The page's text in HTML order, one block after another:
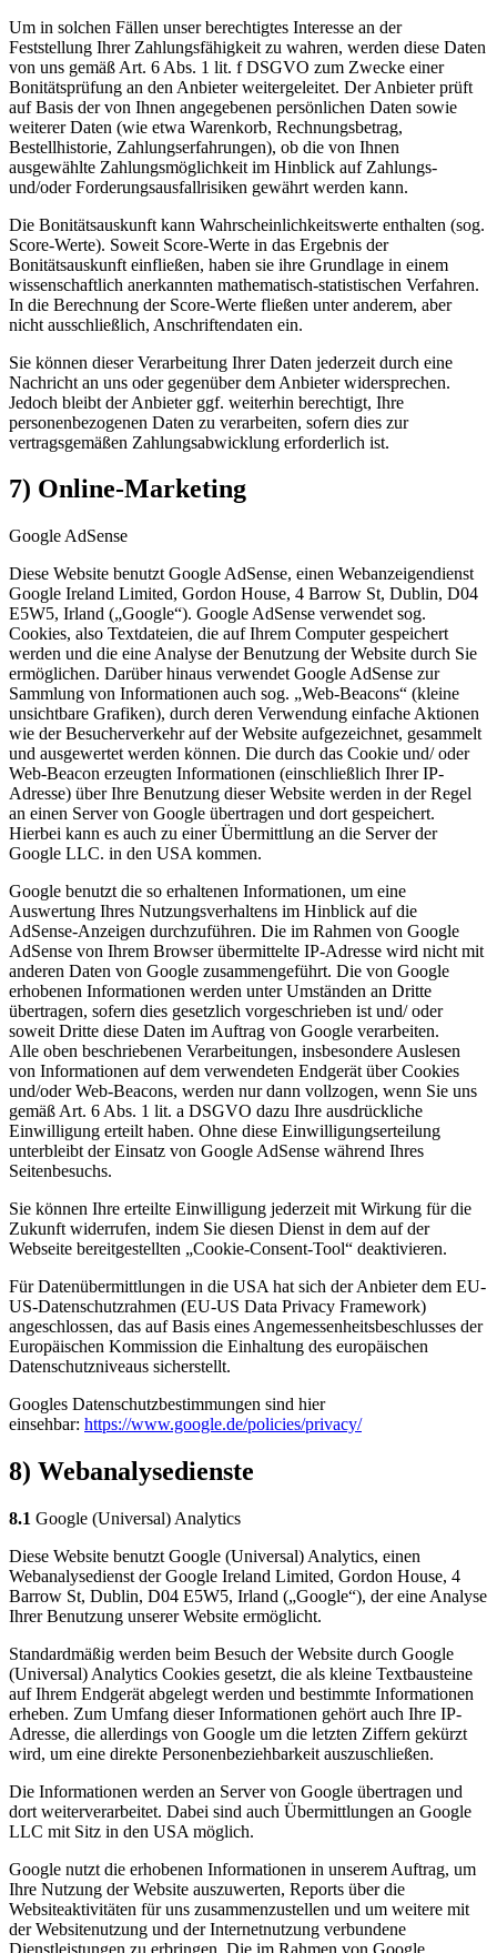
Um in solchen Fällen unser berechtigtes Interesse an der
Feststellung Ihrer Zahlungsfähigkeit zu wahren, werden diese Daten
von uns gemäß Art. 6 Abs. 1 lit. f DSGVO zum Zwecke einer
Bonitätsprüfung an den Anbieter weitergeleitet. Der Anbieter prüft
auf Basis der von Ihnen angegebenen persönlichen Daten sowie
weiterer Daten (wie etwa Warenkorb, Rechnungsbetrag,
Bestellhistorie, Zahlungserfahrungen), ob die von Ihnen
ausgewählte Zahlungsmöglichkeit im Hinblick auf Zahlungs-
und/oder Forderungsausfallrisiken gewährt werden kann.
Die Bonitätsauskunft kann Wahrscheinlichkeitswerte enthalten (sog.
Score-Werte). Soweit Score-Werte in das Ergebnis der
Bonitätsauskunft einfließen, haben sie ihre Grundlage in einem
wissenschaftlich anerkannten mathematisch-statistischen Verfahren.
In die Berechnung der Score-Werte fließen unter anderem, aber
nicht ausschließlich, Anschriftendaten ein.
Sie können dieser Verarbeitung Ihrer Daten jederzeit durch eine
Nachricht an uns oder gegenüber dem Anbieter widersprechen.
Jedoch bleibt der Anbieter ggf. weiterhin berechtigt, Ihre
personenbezogenen Daten zu verarbeiten, sofern dies zur
vertragsgemäßen Zahlungsabwicklung erforderlich ist.
7) Online-Marketing
Google AdSense
Diese Website benutzt Google AdSense, einen Webanzeigendienst
Google Ireland Limited, Gordon House, 4 Barrow St, Dublin, D04
E5W5, Irland („Google“). Google AdSense verwendet sog.
Cookies, also Textdateien, die auf Ihrem Computer gespeichert
werden und die eine Analyse der Benutzung der Website durch Sie
ermöglichen. Darüber hinaus verwendet Google AdSense zur
Sammlung von Informationen auch sog. „Web-Beacons“ (kleine
unsichtbare Grafiken), durch deren Verwendung einfache Aktionen
wie der Besucherverkehr auf der Website aufgezeichnet, gesammelt
und ausgewertet werden können. Die durch das Cookie und/ oder
Web-Beacon erzeugten Informationen (einschließlich Ihrer IP-
Adresse) über Ihre Benutzung dieser Website werden in der Regel
an einen Server von Google übertragen und dort gespeichert.
Hierbei kann es auch zu einer Übermittlung an die Server der
Google LLC. in den USA kommen.
Google benutzt die so erhaltenen Informationen, um eine
Auswertung Ihres Nutzungsverhaltens im Hinblick auf die
AdSense-Anzeigen durchzuführen. Die im Rahmen von Google
AdSense von Ihrem Browser übermittelte IP-Adresse wird nicht mit
anderen Daten von Google zusammengeführt. Die von Google
erhobenen Informationen werden unter Umständen an Dritte
übertragen, sofern dies gesetzlich vorgeschrieben ist und/ oder
soweit Dritte diese Daten im Auftrag von Google verarbeiten.
Alle oben beschriebenen Verarbeitungen, insbesondere Auslesen
von Informationen auf dem verwendeten Endgerät über Cookies
und/oder Web-Beacons, werden nur dann vollzogen, wenn Sie uns
gemäß Art. 6 Abs. 1 lit. a DSGVO dazu Ihre ausdrückliche
Einwilligung erteilt haben. Ohne diese Einwilligungserteilung
unterbleibt der Einsatz von Google AdSense während Ihres
Seitenbesuchs.
Sie können Ihre erteilte Einwilligung jederzeit mit Wirkung für die
Zukunft widerrufen, indem Sie diesen Dienst in dem auf der
Webseite bereitgestellten „Cookie-Consent-Tool“ deaktivieren.
Für Datenübermittlungen in die USA hat sich der Anbieter dem EU-
US-Datenschutzrahmen (EU-US Data Privacy Framework)
angeschlossen, das auf Basis eines Angemessenheitsbeschlusses der
Europäischen Kommission die Einhaltung des europäischen
Datenschutzniveaus sicherstellt.
Googles Datenschutzbestimmungen sind hier
einsehbar: https://www.google.de/policies/privacy/
8) Webanalysedienste
8.1 Google (Universal) Analytics
Diese Website benutzt Google (Universal) Analytics, einen
Webanalysedienst der Google Ireland Limited, Gordon House, 4
Barrow St, Dublin, D04 E5W5, Irland („Google“), der eine Analyse
Ihrer Benutzung unserer Website ermöglicht.
Standardmäßig werden beim Besuch der Website durch Google
(Universal) Analytics Cookies gesetzt, die als kleine Textbausteine
auf Ihrem Endgerät abgelegt werden und bestimmte Informationen
erheben. Zum Umfang dieser Informationen gehört auch Ihre IP-
Adresse, die allerdings von Google um die letzten Ziffern gekürzt
wird, um eine direkte Personenbeziehbarkeit auszuschließen.
Die Informationen werden an Server von Google übertragen und
dort weiterverarbeitet. Dabei sind auch Übermittlungen an Google
LLC mit Sitz in den USA möglich.
Google nutzt die erhobenen Informationen in unserem Auftrag, um
Ihre Nutzung der Website auszuwerten, Reports über die
Websiteaktivitäten für uns zusammenzustellen und um weitere mit
der Websitenutzung und der Internetnutzung verbundene